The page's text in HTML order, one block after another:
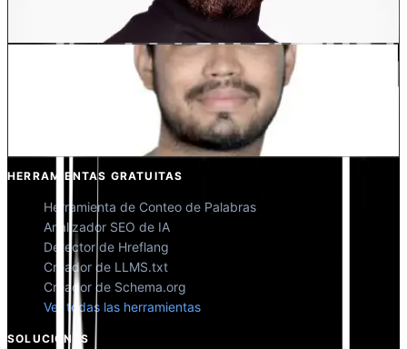
Co-fundador @MultiLipi
Kunal Singh Shekhawat
HERRAMIENTAS GRATUITAS
Herramienta de Conteo de Palabras
Analizador SEO de IA
Detector de Hreflang
Creador de LLMS.txt
Creador de Schema.org
Ver todas las herramientas
SOLUCIONES